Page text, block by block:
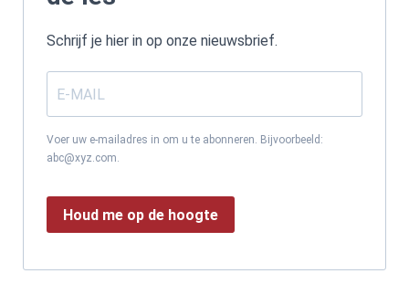
Schrijf je hier in op onze nieuwsbrief.
Voer uw e-mailadres in om u te abonneren. Bijvoorbeeld:
abc@xyz.com.
Houd me op de hoogte